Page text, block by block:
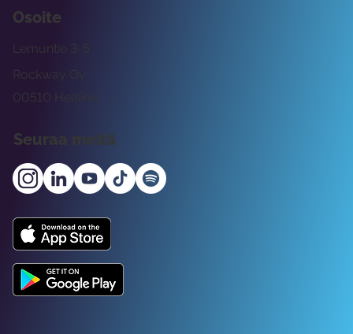
Osoite
Rockway Oy
Lemuntie 3-5
00510 Helsinki
Seuraa meitä